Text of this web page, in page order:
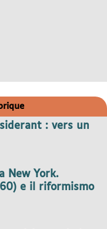
: vers un
New York.
e il riformismo